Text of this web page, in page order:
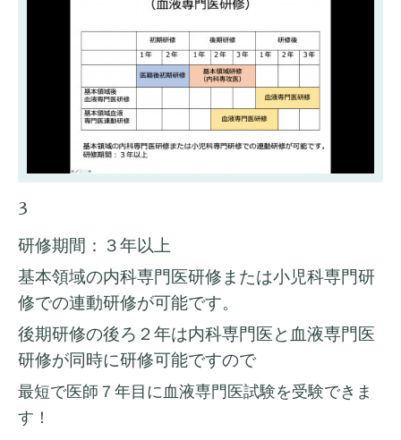
3
研修期間：３年以上
基本領域の内科専門医研修または小児科専門研
修での連動研修が可能です。
後期研修の後ろ２年は内科専門医と血液専門医
研修が同時に研修可能ですので
最短で医師７年目に血液専門医試験を受験できま
す！